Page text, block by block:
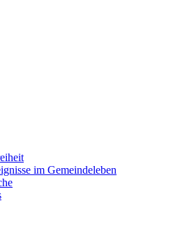
im Gemeindeleben